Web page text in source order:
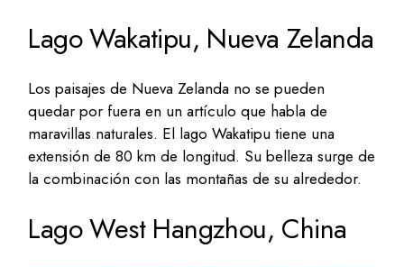
Lago Wakatipu, Nueva Zelanda
Los paisajes de Nueva Zelanda no se pueden
quedar por fuera en un artículo que habla de
maravillas naturales. El lago Wakatipu tiene una
extensión de 80 km de longitud. Su belleza surge de
la combinación con las montañas de su alrededor.
Lago West Hangzhou, China